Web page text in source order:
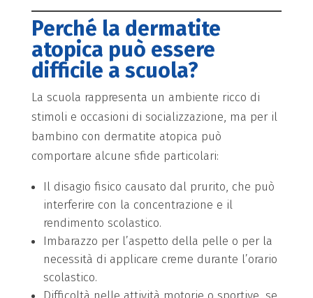
Perché la dermatite
atopica può essere
difficile a scuola?
La scuola rappresenta un ambiente ricco di
stimoli e occasioni di socializzazione, ma per il
bambino con dermatite atopica può
comportare alcune sfide particolari:
Il disagio fisico causato dal prurito, che può
interferire con la concentrazione e il
rendimento scolastico.
Imbarazzo per l’aspetto della pelle o per la
necessità di applicare creme durante l’orario
scolastico.